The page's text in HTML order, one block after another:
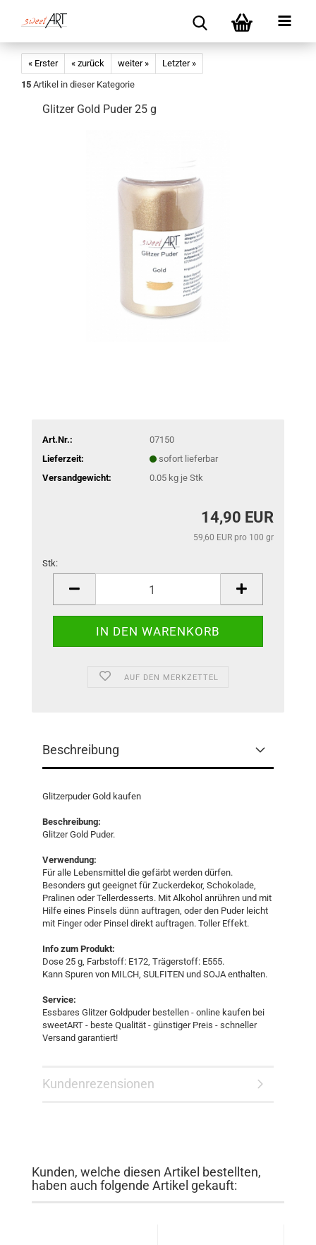
« Erster « zurück weiter »
Letzter »
15 Artikel in dieser Kategorie
Glitzer Gold Puder 25 g
Art.Nr.:
07150
Lieferzeit:
sofort lieferbar
Versandgewicht:
0.05kg je Stk
14,90 EUR
59,60 EUR pro 100 gr
Stk:
AUF DEN MERKZETTEL
Beschreibung
Glitzerpuder Gold kaufen
Beschreibung:
Glitzer Gold Puder.
Verwendung:
Für alle Lebensmittel die gefärbt werden dürfen.
Besonders gut geeignet für Zuckerdekor, Schokolade,
Pralinen oder Tellerdesserts. Mit Alkohol anrühren und mit
Hilfe eines Pinsels dünn auftragen, oder den Puder leicht
mit Finger oder Pinsel direkt auftragen. Toller Effekt.
Info zum Produkt:
Dose 25 g, Farbstoff: E172, Trägerstoff: E555.
Kann Spuren von MILCH, SULFITEN und SOJA enthalten.
Service:
Essbares Glitzer Goldpuder bestellen - online kaufen bei
sweetART - beste Qualität - günstiger Preis - schneller
Versand garantiert!
Kundenrezensionen
Kunden, welche diesen Artikel bestellten,
haben auch folgende Artikel gekauft: